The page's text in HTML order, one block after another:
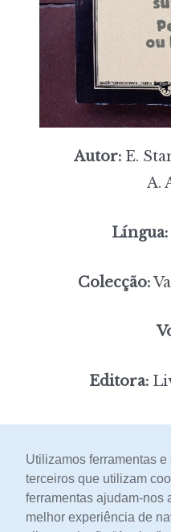
Autor:E.
A.
Língua:
Colecção:
Editora:
Utilizamos ferramentas e
terceiros que utilizam
ferramentas ajudam-nos
melhor experiência de